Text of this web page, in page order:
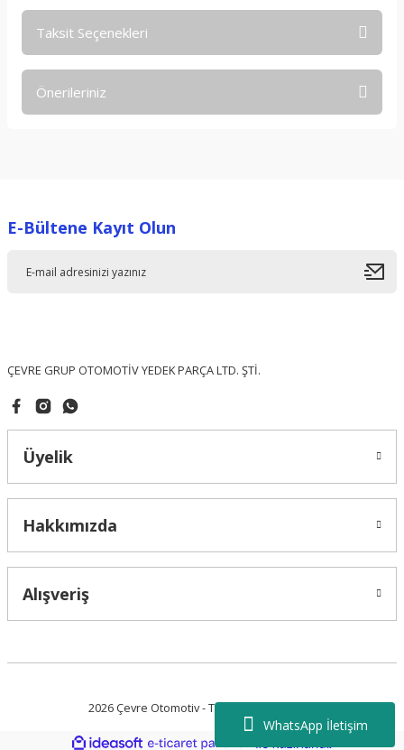
WhatsApp İletişim
Taksit Seçenekleri
Önerileriniz
Ürün resmi kalitesiz, bozuk veya görüntülenemiyor.
E-Bültene Kayıt Olun
ÇEVRE GRUP OTOMOTİV YEDEK PARÇA LTD. ŞTİ.
Üyelik
Hakkımızda
Alışveriş
2026 Çevre Otomotiv - Tüm Hakları Saklıdır.
ideasoft